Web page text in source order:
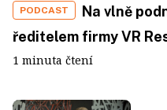
PODCAST
Na vlně
ředitelem firmy VR
1 minuta čtení